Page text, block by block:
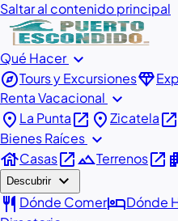
Saltar al contenido principal
Qué Hacer expand_more
exploreTours y Excursionesdiamond
Renta Vacacional expand_more
place La Puntaopen_in_new placeZicatelaopen_in_new
Bienes Raíces expand_more
houseCasasopen_in_newlandscapeTerrenosopen_in_new
Descubrir expand_more
restaurant Dónde ComerhotelDónde